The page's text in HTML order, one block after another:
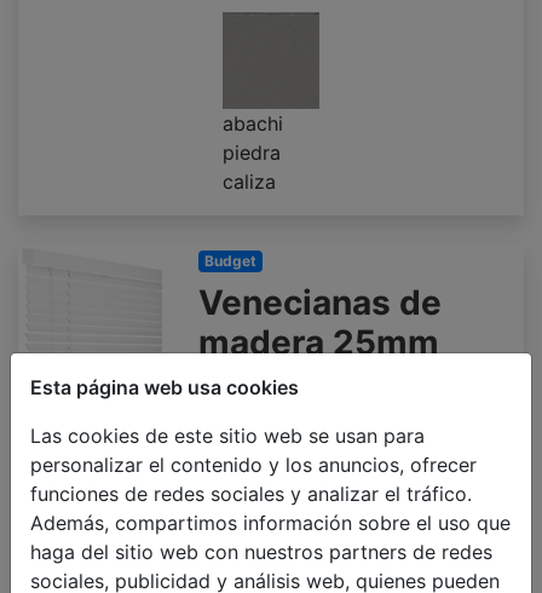
Esta página web usa cookies
Las cookies de este sitio web se usan para
personalizar el contenido y los anuncios, ofrecer
funciones de redes sociales y analizar el tráfico.
Además, compartimos información sobre el uso que
haga del sitio web con nuestros partners de redes
sociales, publicidad y análisis web, quienes pueden
abachi
piedra
caliza
Budget
Venecianas de
madera 25mm
500 x 1000mm
arena
piedra
caliza
nube